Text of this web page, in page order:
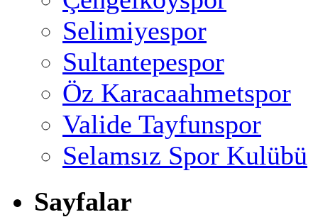
Selimiyespor
Sultantepespor
Öz Karacaahmetspor
Valide Tayfunspor
Selamsız Spor Kulübü
Sayfalar